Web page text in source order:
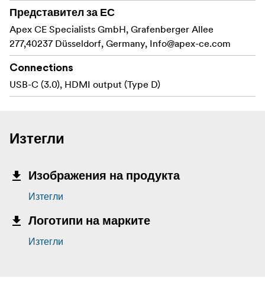
Представител за ЕС
Apex CE Specialists GmbH, Grafenberger Allee
277,40237 Düsseldorf, Germany, Info@apex-ce.com
Connections
USB-C (3.0), HDMI output (Type D)
Изтегли
Изображения на продукта
Изтегли
Логотипи на марките
Изтегли